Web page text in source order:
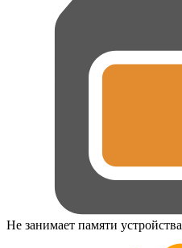
Не занимает памяти устройства